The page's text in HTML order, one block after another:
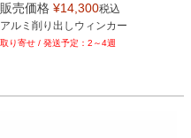
B型番：MT1019
販売価格 ¥14,300税込
アルミ削り出しウィンカー
2～4週